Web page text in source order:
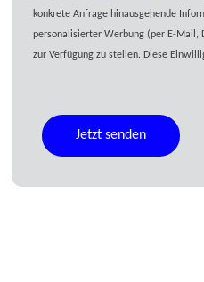
konkrete Anfrage hinausgehende
personalisierter Werbung (per E-Mail,
zur Verfügung zu stellen. Diese